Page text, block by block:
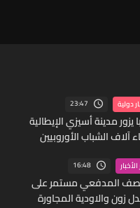
دولية 23:47
يزور مدينة أسيزي الإيطالية
آلاف الشباب الأوروبيين
16:48
المدفعي مستمر على
زون والاودية المجاورة